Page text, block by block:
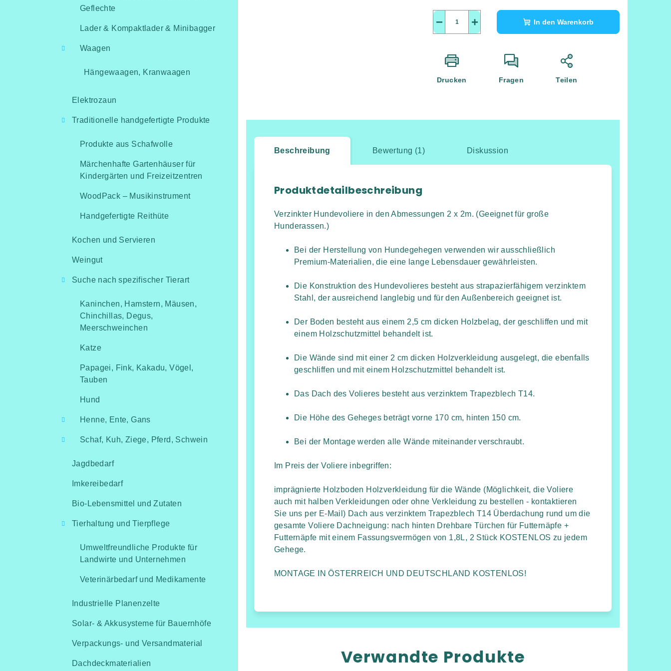
Geflechte
Lader & Kompaktlader & Minibagger
Waagen
Hängewaagen, Kranwaagen
Elektrozaun
Traditionelle handgefertigte Produkte
Produkte aus Schafwolle
Märchenhafte Gartenhäuser für
Kindergärten und Freizeitzentren
WoodPack – Musikinstrument
Handgefertigte Reithüte
Kochen und Servieren
Weingut
Suche nach spezifischer Tierart
Kaninchen, Hamstern, Mäusen,
Chinchillas, Degus,
Meerschweinchen
Katze
Papagei, Fink, Kakadu, Vögel,
Tauben
Hund
Henne, Ente, Gans
Schaf, Kuh, Ziege, Pferd, Schwein
Jagdbedarf
Imkereibedarf
Bio-Lebensmittel und Zutaten
Tierhaltung und Tierpflege
Umweltfreundliche Produkte für
Landwirte und Unternehmen
Veterinärbedarf und Medikamente
Industrielle Planenzelte
Solar- & Akkusysteme für Bauernhöfe
Verpackungs- und Versandmaterial
Dachdeckmaterialien
+
− In den Warenkorb
Drucken Fragen Teilen
Beschreibung Bewertung (1) Diskussion
Produktdetailbeschreibung
Verzinkter Hundevoliere in den Abmessungen 2 x 2m. (Geeignet für große
Hunderassen.)
Bei der Herstellung von Hundegehegen verwenden wir ausschließlich
Premium-Materialien, die eine lange Lebensdauer gewährleisten.
Die Konstruktion des Hundevolieres besteht aus strapazierfähigem verzinktem
Stahl, der ausreichend langlebig und für den Außenbereich geeignet ist.
Der Boden besteht aus einem 2,5 cm dicken Holzbelag, der geschliffen und mit
einem Holzschutzmittel behandelt ist.
Die Wände sind mit einer 2 cm dicken Holzverkleidung ausgelegt, die ebenfalls
geschliffen und mit einem Holzschutzmittel behandelt ist.
Das Dach des Volieres besteht aus verzinktem Trapezblech T14.
Die Höhe des Geheges beträgt vorne 170 cm, hinten 150 cm.
Bei der Montage werden alle Wände miteinander verschraubt.
Im Preis der Voliere inbegriffen:
imprägnierte Holzboden Holzverkleidung für die Wände (Möglichkeit, die Voliere
auch mit halben Verkleidungen oder ohne Verkleidung zu bestellen - kontaktieren
Sie uns per E-Mail) Dach aus verzinktem Trapezblech T14 Überdachung rund um die
gesamte Voliere Dachneigung: nach hinten Drehbare Türchen für Futternäpfe +
Futternäpfe mit einem Fassungsvermögen von 1,8L, 2 Stück KOSTENLOS zu jedem
Gehege.
MONTAGE IN ÖSTERREICH UND DEUTSCHLAND KOSTENLOS!
Verwandte Produkte